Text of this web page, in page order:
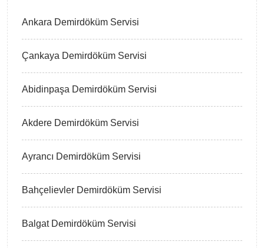
Ankara Demirdöküm Servisi
Çankaya Demirdöküm Servisi
Abidinpaşa Demirdöküm Servisi
Akdere Demirdöküm Servisi
Ayrancı Demirdöküm Servisi
Bahçelievler Demirdöküm Servisi
Balgat Demirdöküm Servisi